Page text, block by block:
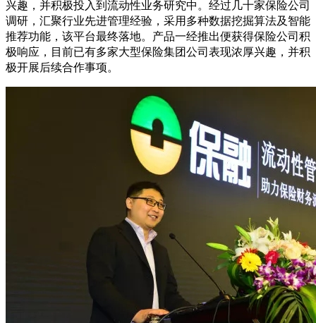
兴趣，并积极投入到流动性业务研究中。经过几十家保险公司
调研，汇聚行业先进管理经验，采用多种数据挖掘算法及智能
推荐功能，该平台最终落地。产品一经推出便获得保险公司积
极响应，目前已有多家大型保险集团公司表现浓厚兴趣，并积
极开展后续合作事项。